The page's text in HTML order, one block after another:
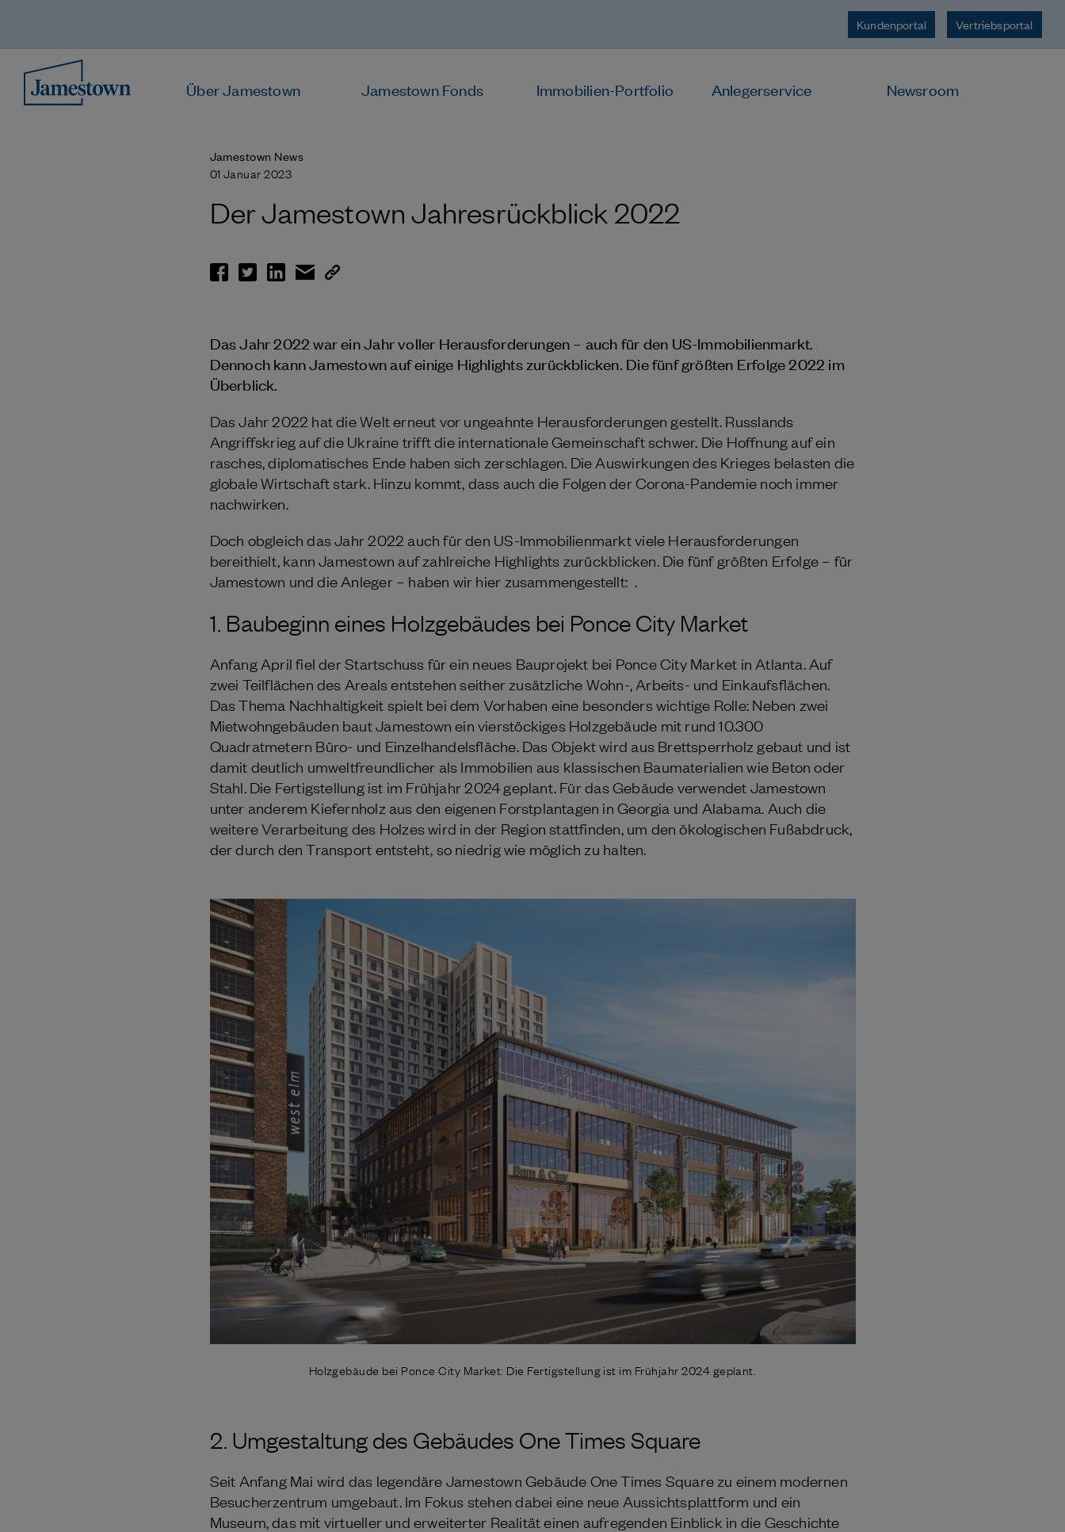
Kundenportal Vertriebsportal
Über Jamestown Jamestown Fonds Immobilien-Portfolio Anlegerservice Newsroom
Jamestown News
01 Januar 2023
Der Jamestown Jahresrückblick 2022
Das Jahr 2022 war ein Jahr voller Herausforderungen – auch für den US-Immobilienmarkt.
Dennoch kann Jamestown auf einige Highlights zurückblicken. Die fünf größten Erfolge 2022 im
Überblick.
Das Jahr 2022 hat die Welt erneut vor ungeahnte Herausforderungen gestellt. Russlands
Angriffskrieg auf die Ukraine trifft die internationale Gemeinschaft schwer. Die Hoffnung auf ein
rasches, diplomatisches Ende haben sich zerschlagen. Die Auswirkungen des Krieges belasten die
globale Wirtschaft stark. Hinzu kommt, dass auch die Folgen der Corona-Pandemie noch immer
nachwirken.
Doch obgleich das Jahr 2022 auch für den US-Immobilienmarkt viele Herausforderungen
bereithielt, kann Jamestown auf zahlreiche Highlights zurückblicken. Die fünf größten Erfolge – für
Jamestown und die Anleger – haben wir hier zusammengestellt: .
1. Baubeginn eines Holzgebäudes bei Ponce City Market
Anfang April fiel der Startschuss für ein neues Bauprojekt bei Ponce City Market in Atlanta. Auf
zwei Teilflächen des Areals entstehen seither zusätzliche Wohn-, Arbeits- und Einkaufsflächen.
Das Thema Nachhaltigkeit spielt bei dem Vorhaben eine besonders wichtige Rolle: Neben zwei
Mietwohngebäuden baut Jamestown ein vierstöckiges Holzgebäude mit rund 10.300
Quadratmetern Büro- und Einzelhandelsfläche. Das Objekt wird aus Brettsperrholz gebaut und ist
damit deutlich umweltfreundlicher als Immobilien aus klassischen Baumaterialien wie Beton oder
Stahl. Die Fertigstellung ist im Frühjahr 2024 geplant. Für das Gebäude verwendet Jamestown
unter anderem Kiefernholz aus den eigenen Forstplantagen in Georgia und Alabama. Auch die
weitere Verarbeitung des Holzes wird in der Region stattfinden, um den ökologischen Fußabdruck,
der durch den Transport entsteht, so niedrig wie möglich zu halten.
Holzgebäude bei Ponce City Market: Die Fertigstellung ist im Frühjahr 2024 geplant.
2. Umgestaltung des Gebäudes One Times Square
Seit Anfang Mai wird das legendäre Jamestown Gebäude One Times Square zu einem modernen
Besucherzentrum umgebaut. Im Fokus stehen dabei eine neue Aussichtsplattform und ein
Museum, das mit virtueller und erweiterter Realität einen aufregenden Einblick in die Geschichte